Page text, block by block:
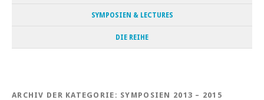
SYMPOSIEN & LECTURES
DIE REIHE
ARCHIV DER KATEGORIE: SYMPOSIEN 2013 – 2015